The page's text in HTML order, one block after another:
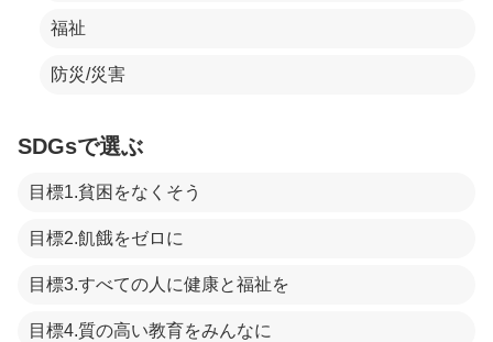
福祉
防災/災害
SDGsで選ぶ
目標1.貧困をなくそう
目標2.飢餓をゼロに
目標3.すべての人に健康と福祉を
目標4.質の高い教育をみんなに